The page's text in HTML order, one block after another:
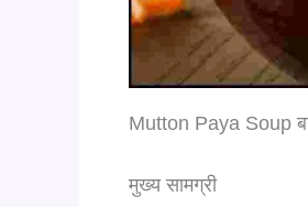
Mutton Paya Soup
मुख्य सामग्री